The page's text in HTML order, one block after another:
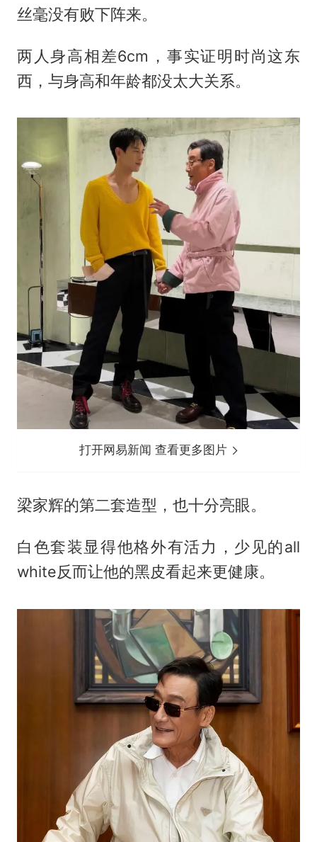
丝毫没有败下阵来。
两人身高相差6cm，事实证明时尚这东
西，与身高和年龄都没太大关系。
打开网易新闻 查看更多图片
梁家辉的第二套造型，也十分亮眼。
白色套装显得他格外有活力，少见的all
white反而让他的黑皮看起来更健康。